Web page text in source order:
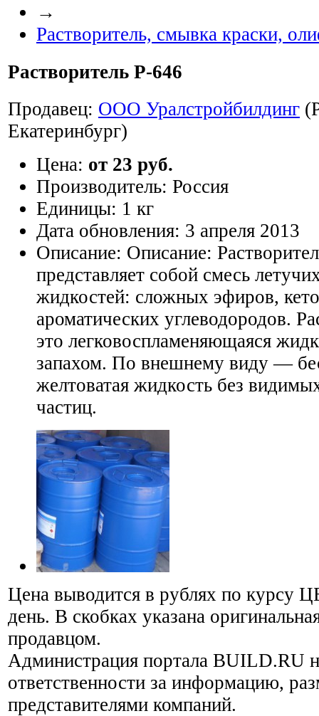
→
Растворитель, смывка краски,
Растворитель Р-646
Продавец: ООО Уралстройбилдинг
Екатеринбург)
Цена: от 23 руб.
Производитель: Россия
Единицы: 1 кг
Дата обновления: 3 апреля 2013
Описание: Описание:
представляет собой смесь
жидкостей: сложных эфиров,
ароматических углеводородов.
это легковоспламеняющаяся
запахом. По внешнему виду —
желтоватая жидкость без
частиц.
Цена выводится в рублях по курсу
день. В скобках указана
продавцом.
Администрация портала BUILD.RU
ответственности за информацию,
представителями компаний.